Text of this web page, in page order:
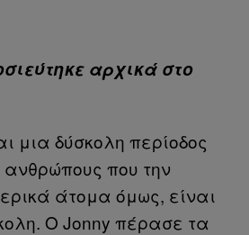
αρχικά στο
μια δύσκολη περίοδος
ανθρώπους που την
άτομα όμως, είναι
Ο Jonny πέρασε τα